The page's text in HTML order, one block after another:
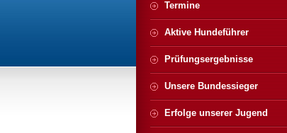
Termine
Aktive Hundeführer
Prüfungsergebnisse
Unsere Bundessieger
Erfolge unserer Jugend